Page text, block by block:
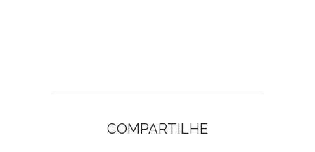
COMPARTILHE